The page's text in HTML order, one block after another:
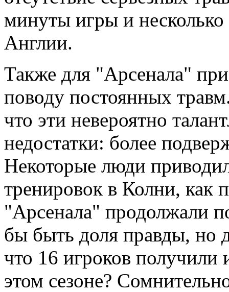
минуты игры и
Англии.
Также для "Арсенала"
поводу постоянных
что эти невероятно
недостатки: более
Некоторые люди
тренировок в Колни, как
"Арсенала" продолжали
бы быть доля правды, но
что 16 игроков получили
этом сезоне?